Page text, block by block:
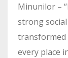
Minunilor –
strong
every place